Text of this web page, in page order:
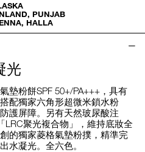
PUNJAB
HALLA
光
墊粉餅SPF 50+/PA+++，具有
配獨家六角形超微米鎖水粉
護屏障。另有天然玻尿酸注
LRC聚光複合物」，維持底妝全
的獨家菱格氣墊粉撲，精準完
水凝光。全六色。